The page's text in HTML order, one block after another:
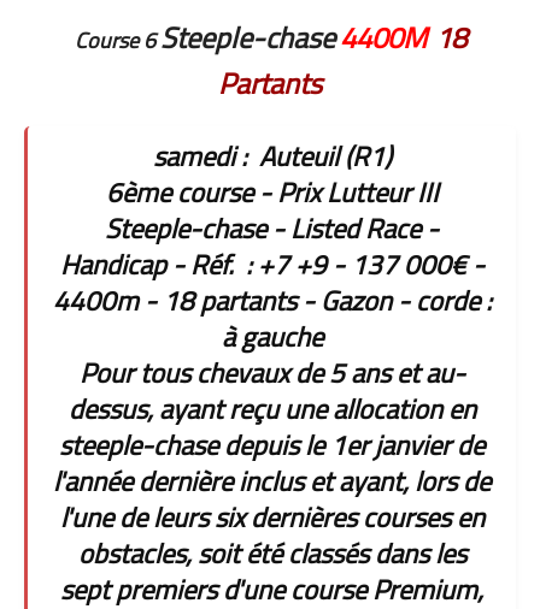
Course 6Steeple-chase4400M18
Partants
samedi : Auteuil (R1)
6ème course - Prix Lutteur III
Steeple-chase - Listed Race -
Handicap - Réf. : +7 +9 - 137 000€ -
4400m - 18 partants - Gazon - corde :
à gauche
Pour tous chevaux de 5 ans et au-
dessus, ayant reçu une allocation en
steeple-chase depuis le 1er janvier de
l'année dernière inclus et ayant, lors de
l'une de leurs six dernières courses en
obstacles, soit été classés dans les
sept premiers d'une course Premium,